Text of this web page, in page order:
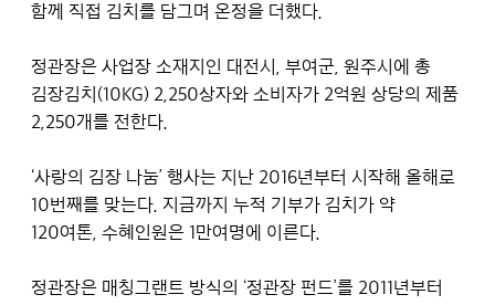
함께 직접 김치를 담그며 온정을 더했다.
정관장은 사업장 소재지인 대전시, 부여군, 원주시에 총
김장김치(10KG) 2,250상자와 소비자가 2억원 상당의 제품
2,250개를 전한다.
‘사랑의 김장 나눔’ 행사는 지난 2016년부터 시작해 올해로
10번째를 맞는다. 지금까지 누적 기부가 김치가 약
120여톤, 수혜인원은 1만여명에 이른다.
정관장은 매칭그랜트 방식의 ‘정관장 펀드’를 2011년부터